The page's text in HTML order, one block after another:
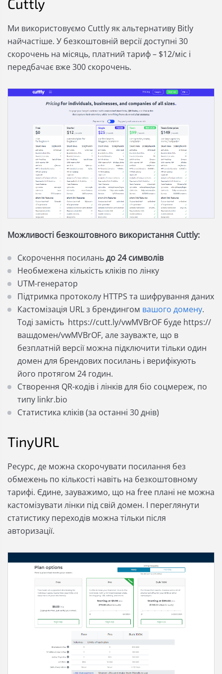
Cuttly
Ми використовуємо Cuttly як альтернативу Bitly
найчастіше. У безкоштовній версії доступні 30
скорочень на місяць, платний тариф – $12/міс і
передбачає вже 300 скорочень.
Можливості безкоштовного використання Cuttly:
Скорочення посиланьдо 24 символів
Необмежена кількість кліків по лінку
UTM-генератор
Підтримка протоколу HTTPS та шифрування даних
Кастомізація URL з брендингом вашого домену.
Тоді замість https://cutt.ly/vwMVBrOF буде https://
вашдомен/vwMVBrOF, але зауважте, що в
безплатній версії можна підключити тільки один
домен для брендових посилань і верифікують
його протягом 24 годин.
Створення QR-кодів і лінків для біо соцмереж, по
типу linkr.bio
Статистика кліків (за останні 30 днів)
TinyURL
Ресурс, де можна скорочувати посилання без
обмежень по кількості навіть на безкоштовному
тарифі. Єдине, зауважимо, що на free плані не можна
кастомізувати лінки під свій домен. І переглянути
статистику переходів можна тільки після
авторизації.